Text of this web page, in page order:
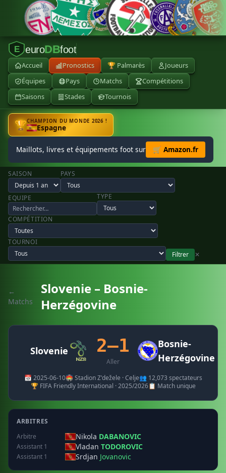
E euroDBfoot
Accueil Pronostics 🏆 Palmarès
Joueurs
Équipes
Pays Matchs
Compétitions
Saisons
Stades Tournois
🏆CHAMPION DU MONDE 2026 !
Espagne
Maillots, livres et équipements foot sur 🛒 Amazon.fr
SAISON PAYS
EQUIPE TYPE
COMPÉTITION
TOURNOI
Filtrer
✕
←
Matchs
Slovenie – Bosnie-
Herzégovine
Slovenie 2–1
Aller
Bosnie-
Herzégovine
📅 2025-06-10🏟️ Stadion Z'dežele · Celje👥 12,073 spectateurs
🏆 FIFA Friendly International · 2025/2026📋 Match unique
ARBITRES
Arbitre
Nikola DABANOVIC
Assistant 1 Vladan TODOROVIC
Assistant 1 Srdjan Jovanovic